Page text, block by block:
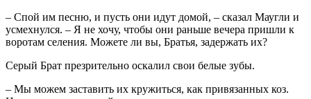
– Спой им песню, и пусть они идут домой, – сказал Маугли и
усмехнулся. – Я не хочу, чтобы они раньше вечера пришли к
воротам селения. Можете ли вы, Братья, задержать их?
Серый Брат презрительно оскалил свои белые зубы.
– Мы можем заставить их кружиться, как привязанных коз.